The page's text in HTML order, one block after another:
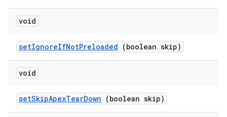
void
setIgnoreIfNotPreloaded (boolean skip)
void
setSkipApexTearDown (boolean skip)